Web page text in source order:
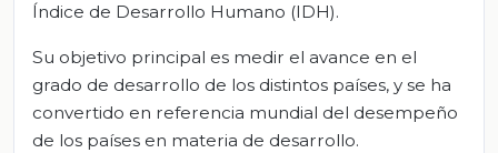
Índice de Desarrollo Humano (IDH).
Su objetivo principal es medir el avance en el
grado de desarrollo de los distintos países, y se ha
convertido en referencia mundial del desempeño
de los países en materia de desarrollo.